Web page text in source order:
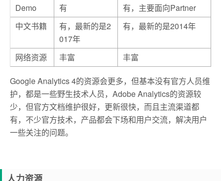
Demo
有
有，主要面向Partner
中文书籍
有，最新的是2
017年
有，最新的是2014年
网络资源 丰富 丰富
Google Analytics 4的资源会更多，但基本没有官方人员维
护，都是一些野生技术人员，Adobe Analytics的资源较
少，但官方文档维护很好，更新很快，而且主流渠道都
有，不少官方技术，产品都会下场和用户交流，解决用户
一些关注的问题。
人力资源